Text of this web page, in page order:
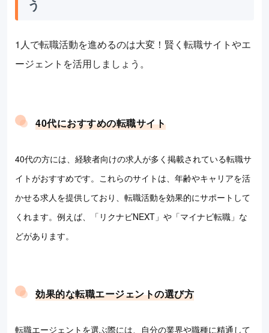
う
1人で転職活動を進めるのは大変！賢く転職サイトやエ
ージェントを活用しましょう。
40代におすすめの転職サイト
40代の方には、経験者向けの求人が多く掲載されている転職サ
イトがおすすめです。これらのサイトは、年齢やキャリアを活
かせる求人を提供しており、転職活動を効果的にサポートして
くれます。例えば、「リクナビNEXT」や「マイナビ転職」な
どがあります。
効果的な転職エージェントの選び方
転職エージェントを選ぶ際には、自分の業界や職種に精通して